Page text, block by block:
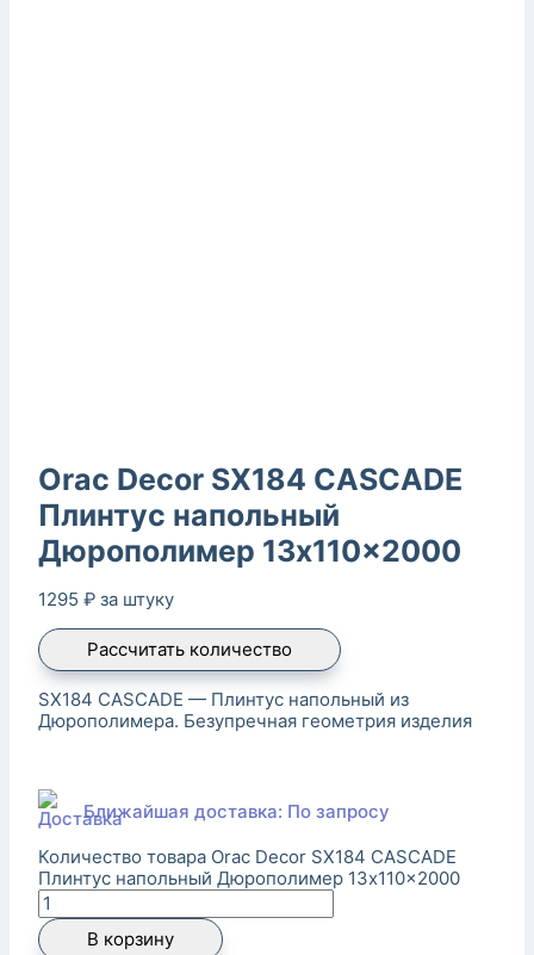
Orac Decor SX184 CASCADE
Плинтус напольный
Дюрополимер 13x110x2000
1295 ₽ за штуку
Рассчитать количество
SX184 CASCADE — Плинтус напольный из
Дюрополимера. Безупречная геометрия изделия
Ближайшая доставка: По запросу
Количество товара Orac Decor SX184 CASCADE
Плинтус напольный Дюрополимер 13x110x2000
В корзину